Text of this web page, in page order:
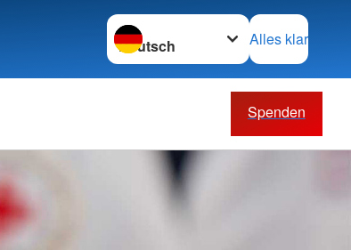
Sprache wechseln zu
Alles klar
Spenden